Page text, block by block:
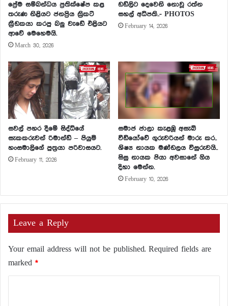
ප්‍රේම සම්බන්ධය ප්‍රතික්ෂේප කළ
තරුණ නිළියට ජනප්‍රිය ක්‍රිකට්
ක්‍රීඩකයා කරපු බලු වැඩේ එළියට
ආවේ මෙහෙමයි.
March 30, 2026
ඩඩ්ලිට දෙවෙනි නොවූ රත්න
සහල් අධිපති..- PHOTOS
February 14, 2026
සවල් පහර දීමේ සිද්ධියේ
සැකකරුවන් රිමාන්ඩ් – පියුමි
හංසමාලිගේ පුත්‍රයා පරිවාසයට.
February 11, 2026
සමාජ ජාලා කැළඹූ අසැබි
වීඩියෝවේ ගුරුවරියන් මාරු කර..
ශිෂ්‍ය නායක මණ්ඩලය විසුරුවයි..
සිසු නායක පියා අවසානේ ගිය
දිහා මෙන්න.
February 10, 2026
Leave a Reply
Your email address will not be published. Required fields are
marked *